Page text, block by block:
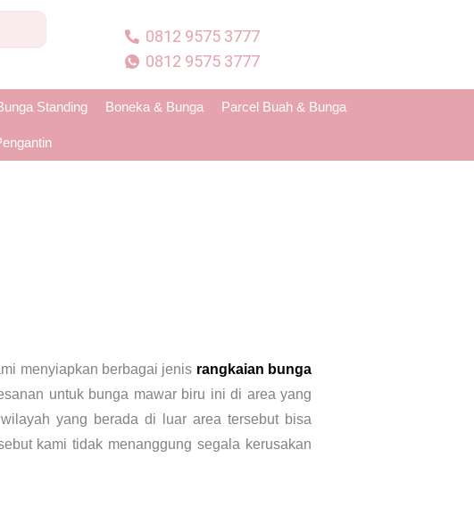
0812 9575 3777
0812 9575 3777
Standing Boneka & Bunga Parcel Buah & Bunga
menyiapkan berbagai jenis rangkaian bunga
untuk bunga mawar biru ini di area yang
yang berada di luar area tersebut bisa
kami tidak menanggung segala kerusakan